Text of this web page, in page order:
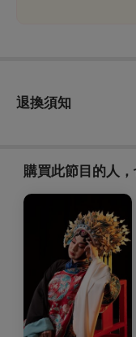
退換須知
購買此節目的人